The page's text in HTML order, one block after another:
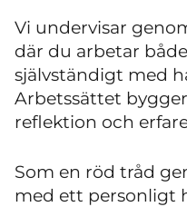
Vi undervisar
där du arbetar
självständigt med
Arbetssättet
reflektion och
Som en röd tråd
med ett personligt